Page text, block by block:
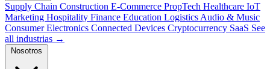
Supply Chain Construction E-Commerce PropTech Healthcare IoT
Marketing Hospitality Finance Education Logistics Audio & Music
Consumer Electronics Connected Devices Cryptocurrency SaaS See
all industrias →